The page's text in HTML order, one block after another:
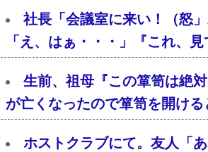
社長「会議室に来い！（怒
「え、はぁ・・・」『これ、
生前、祖母『この箪笥は絶
が亡くなったので箪笥を開け
ホストクラブにて。友人「